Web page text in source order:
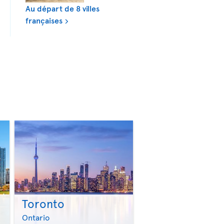
Au départ de 8 villes
françaises
>
Toronto
Ontario